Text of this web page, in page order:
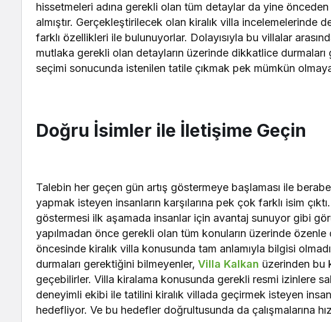
hissetmeleri adına gerekli olan tüm detaylar da yine
almıştır. Gerçekleştirilecek olan kiralık villa incelemelerinde
farklı özellikleri ile bulunuyorlar. Dolayısıyla bu villalar
mutlaka gerekli olan detayların üzerinde dikkatlice
seçimi sonucunda istenilen tatile çıkmak pek mümkün
Doğru İsimler ile İletişime Geçin
Talebin her geçen gün artış göstermeye başlaması ile
yapmak isteyen insanların karşılarına pek çok farklı isim
göstermesi ilk aşamada insanlar için avantaj sunuyor gibi
yapılmadan önce gerekli olan tüm konuların üzerinde
öncesinde kiralık villa konusunda tam anlamıyla bilgisi
durmaları gerektiğini bilmeyenler,Villa Kalkan üzerinden bu
geçebilirler. Villa kiralama konusunda gerekli resmi izinlere
deneyimli ekibi ile tatilini kiralık villada geçirmek isteyen
hedefliyor. Ve bu hedefler doğrultusunda da çalışmalarına